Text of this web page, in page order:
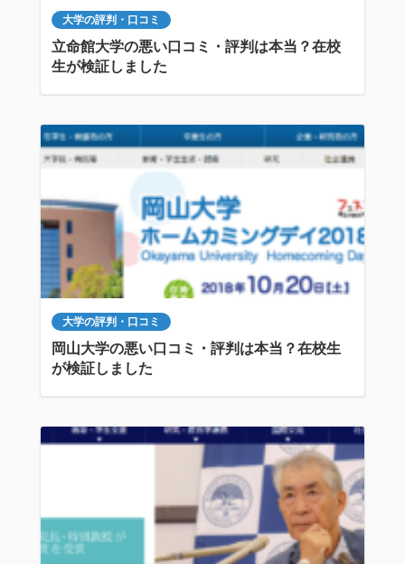
大学の評判・口コミ
立命館大学の悪い口コミ・評判は本当？在校
生が検証しました
大学の評判・口コミ
岡山大学の悪い口コミ・評判は本当？在校生
が検証しました